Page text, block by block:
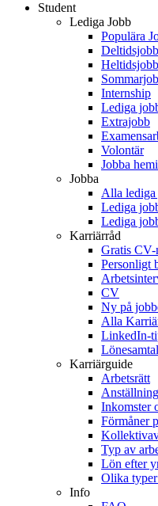
Student
Lediga Jobb
Populära
Deltidsjobb
Heltidsjobb
Internship
Lediga
Extrajobb
Volontär
Jobba
Jobba
Alla
Lediga
Lediga
Karriärråd
Gratis CV-
Personligt
CV
Ny på
Alla
LinkedIn-
Karriärguide
Arbetsrätt
Inkomster
Förmåner
Typ av
Lön efter
Olika
Info